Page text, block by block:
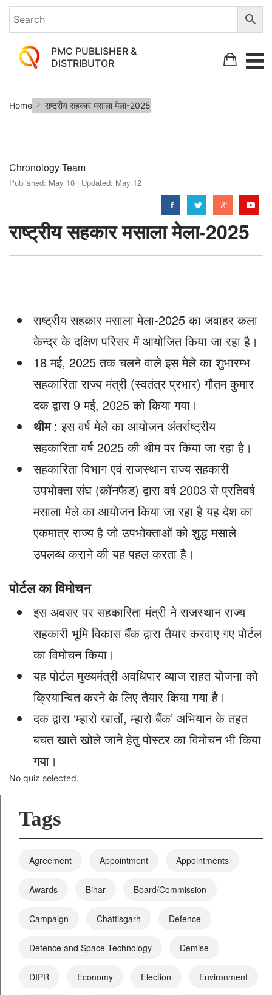
PMC PUBLISHER &
DISTRIBUTOR
राष्ट्रीय
सहकार
Home राष्ट्रीय सहकार मसाला मेला-2025
Chronology Team
Published: May 10 | Updated: May 12
राष्ट्रीय सहकार मसाला मेला-2025
राष्ट्रीय सहकार मसाला मेला-2025 का जवाहर कला
केन्द्र के दक्षिण परिसर में आयोजित किया जा रहा है।
18 मई, 2025 तक चलने वाले इस मेले का शुभारम्भ
सहकारिता राज्य मंत्री (स्वतंत्र प्रभार) गौतम कुमार
दक द्वारा 9 मई, 2025 को किया गया।
थीम: इस वर्ष मेले का आयोजन अंतर्राष्ट्रीय
सहकारिता वर्ष 2025 की थीम पर किया जा रहा है।
सहकारिता विभाग एवं राजस्थान राज्य सहकारी
उपभोक्ता संघ (कॉनफैड) द्वारा वर्ष 2003 से प्रतिवर्ष
मसाला मेले का आयोजन किया जा रहा है यह देश का
एकमात्र राज्य है जो उपभोक्ताओं को शुद्ध मसाले
उपलब्ध कराने की यह पहल करता है।
पोर्टल का विमोचन
इस अवसर पर सहकारिता मंत्री ने राजस्थान राज्य
सहकारी भूमि विकास बैंक द्वारा तैयार करवाए गए पोर्टल
का विमोचन किया।
यह पोर्टल मुख्यमंत्री अवधिपार ब्याज राहत योजना को
क्रियान्वित करने के लिए तैयार किया गया है।
दक द्वारा ‘म्हारो खातों, म्हारो बैंक’ अभियान के तहत
बचत खाते खोले जाने हेतु पोस्टर का विमोचन भी किया
गया।
No quiz selected.
Tags
Agreement Appointment Appointments
Awards Bihar Board/Commission
Campaign Chattisgarh Defence
Defence and Space Technology Demise
DIPR Economy Election Environment